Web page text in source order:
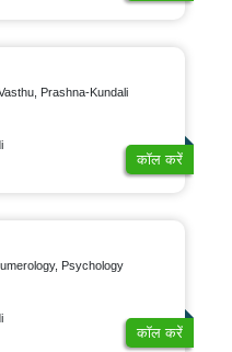
Prashna-Kundali
कॉल करें
Psychology
कॉल करें